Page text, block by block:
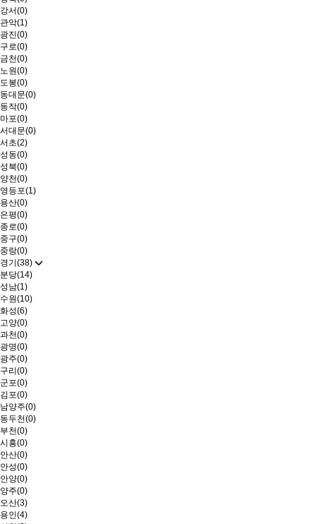
강서(0)
관악(1)
광진(0)
구로(0)
금천(0)
노원(0)
도봉(0)
동대문(0)
동작(0)
마포(0)
서대문(0)
서초(2)
성동(0)
성북(0)
양천(0)
영등포(1)
용산(0)
은평(0)
종로(0)
중구(0)
중랑(0)
경기(38)
분당(14)
성남(1)
수원(10)
화성(6)
고양(0)
과천(0)
광명(0)
광주(0)
구리(0)
군포(0)
김포(0)
남양주(0)
동두천(0)
부천(0)
시흥(0)
안산(0)
안성(0)
안양(0)
양주(0)
오산(3)
용인(4)